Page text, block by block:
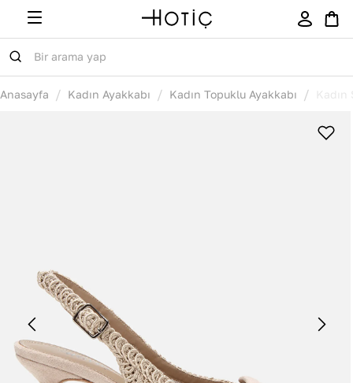
Anasayfa / Kadın Ayakkabı / Kadın Topuklu Ayakkabı /